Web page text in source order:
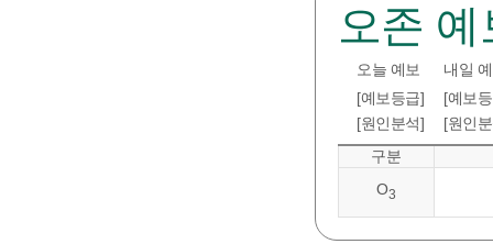
오존 예
오늘 예보
내일
[예보등급]
[예보
[원인분석]
[원인
구분
O3